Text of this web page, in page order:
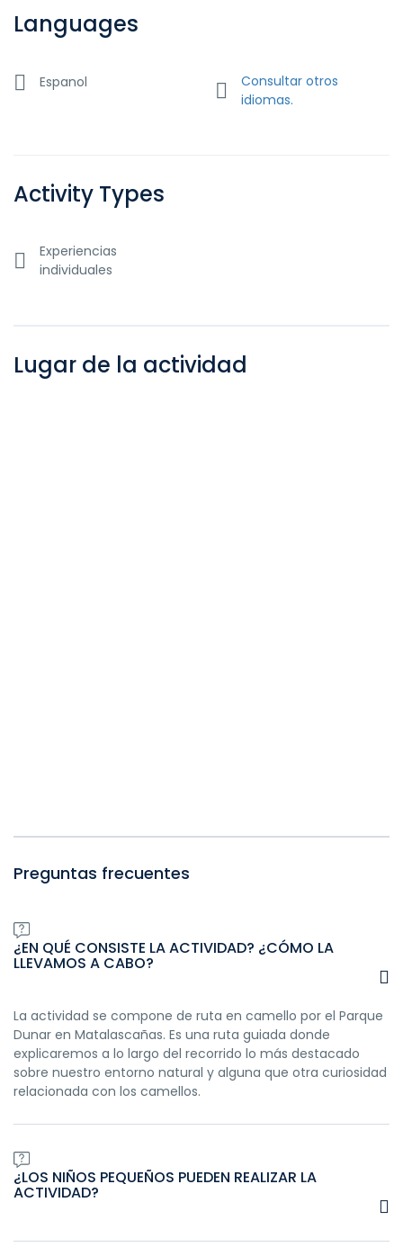
Languages
Espanol
Consultar otros
idiomas.
Activity Types
Experiencias
individuales
Lugar de la actividad
Preguntas frecuentes
¿EN QUÉ CONSISTE LA ACTIVIDAD? ¿CÓMO LA
LLEVAMOS A CABO?
La actividad se compone de ruta en camello por el Parque
Dunar en Matalascañas. Es una ruta guiada donde
explicaremos a lo largo del recorrido lo más destacado
sobre nuestro entorno natural y alguna que otra curiosidad
relacionada con los camellos.
¿LOS NIÑOS PEQUEÑOS PUEDEN REALIZAR LA
ACTIVIDAD?